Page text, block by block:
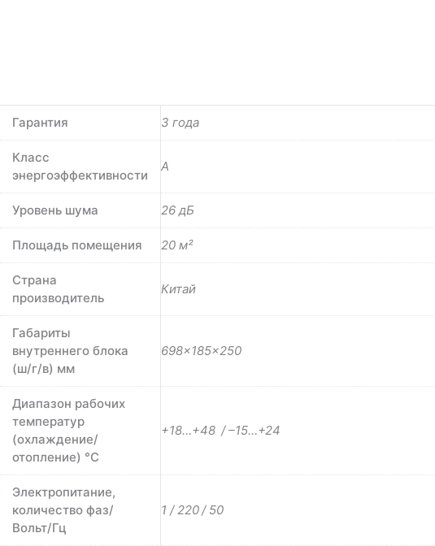
Гарантия 3 года
Класс
энергоэффективности
A
Уровень шума 26 дБ
Площадь помещения 20 м²
Страна
производитель
Китай
Габариты
внутреннего блока
(ш/г/в) мм
698×185×250
Диапазон рабочих
температур
(охлаждение/
отопление) °C
+18…+48 / –15…+24
Электропитание,
количество фаз/
Вольт/Гц
1 / 220 / 50